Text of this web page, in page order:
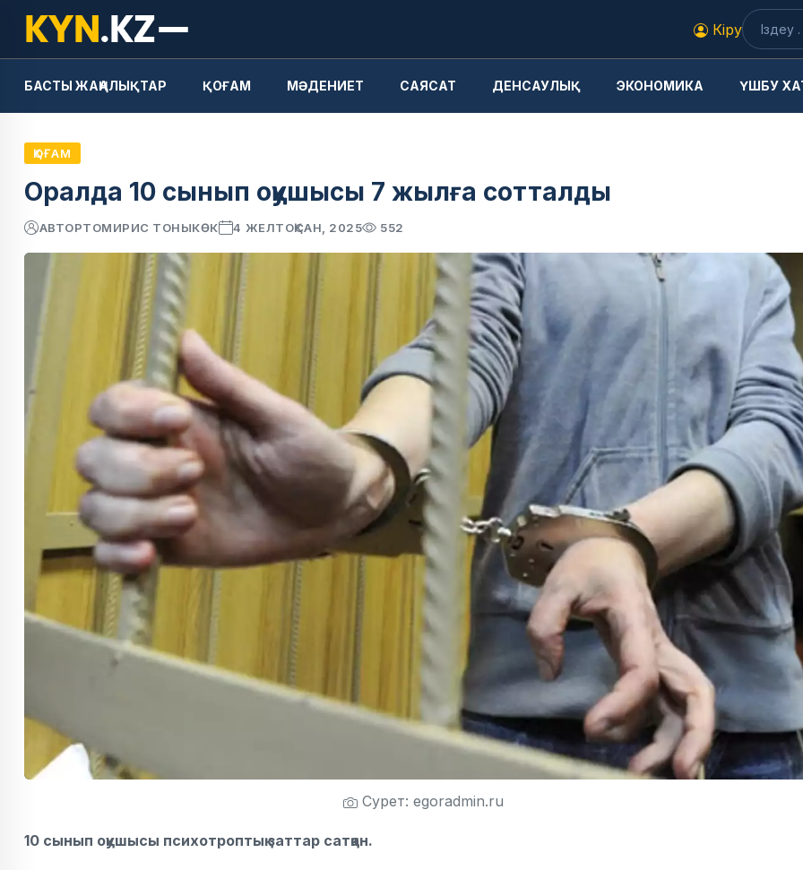
Кіру
БАСТЫ ЖАҢАЛЫҚТАР ҚОҒАМ МӘДЕНИЕТ САЯСАТ ДЕНСАУЛЫҚ ЭКОНОМИКА ҮШБУ
ҚОҒАМ
Оралда 10 сынып оқушысы 7 жылға сотталды
АВТОРТОМИРИС ТОНЫКӨК 4 ЖЕЛТОҚСАН, 2025 552
Сурет: egoradmin.ru
10 сынып оқушысы психотроптық заттар сатқан.